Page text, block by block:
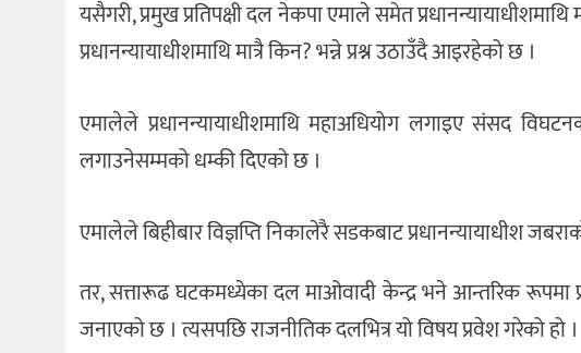
यसैगरी, प्रमुख प्रतिपक्षी दल नेकपा एमाले समेत
प्रधानन्यायाधीशमाथि मात्रै किन? भन्ने प्रश्न उठाउँदै आइरहेको छ ।
एमालेले प्रधानन्यायाधीशमाथि महाअधियोग लगाइए संसद
लगाउनेसम्मको धम्की दिएको छ ।
एमालेले बिहीबार विज्ञप्ति निकालेरै सडकबाट प्रधानन्यायाधीश
तर, सत्तारूढ घटकमध्येका दल माओवादी केन्द्र भने आन्तरिक रूपमा
जनाएको छ । त्यसपछि राजनीतिक दलभित्र यो विषय प्रवेश गरेको हो ।